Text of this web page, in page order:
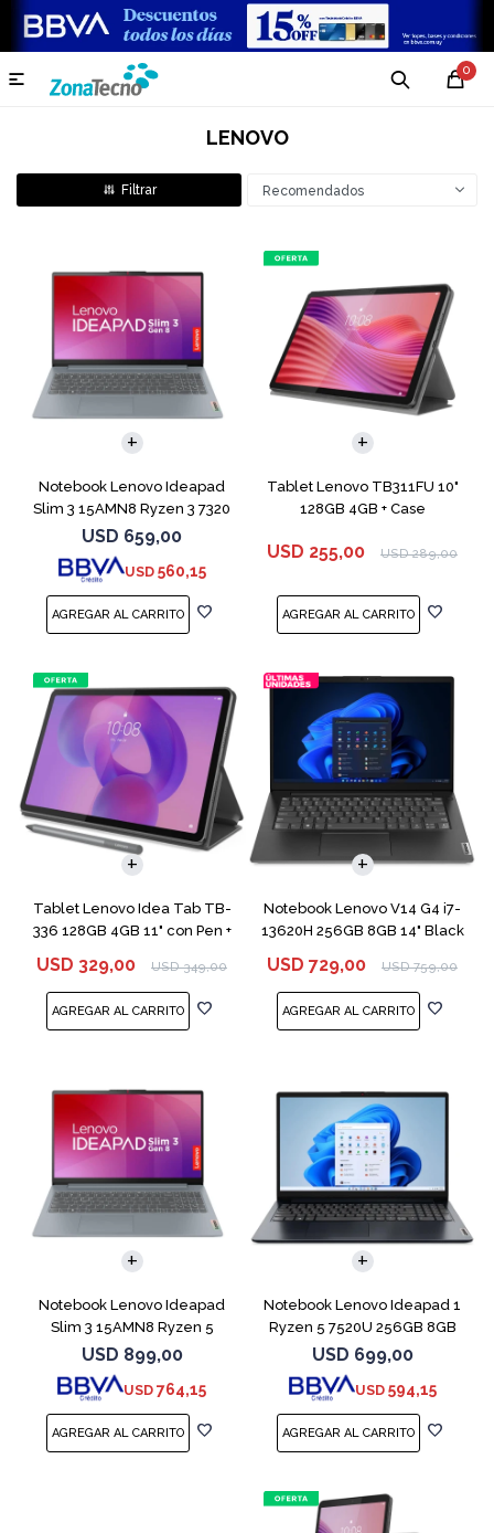
0

LENOVO
Recomendados
Notebook Lenovo Ideapad
Slim 3 15AMN8 Ryzen 3 7320
256GB 8GB
USD 659,00
USD 560,15
Tablet Lenovo TB311FU 10"
128GB 4GB + Case
USD 255,00 USD 289,00
Tablet Lenovo Idea Tab TB-
336 128GB 4GB 11" con Pen +
USD 329,00 USD 349,00
Notebook Lenovo V14 G4 i7-
13620H 256GB 8GB 14" Black
USD 729,00 USD 759,00
COMPARAR
Notebook Lenovo Ideapad
Slim 3 15AMN8 Ryzen 5
7520U 512 16GB
USD 899,00
USD 764,15
Notebook Lenovo Ideapad 1
Ryzen 5 7520U 256GB 8GB
Abyss Blue
USD 699,00
USD 594,15